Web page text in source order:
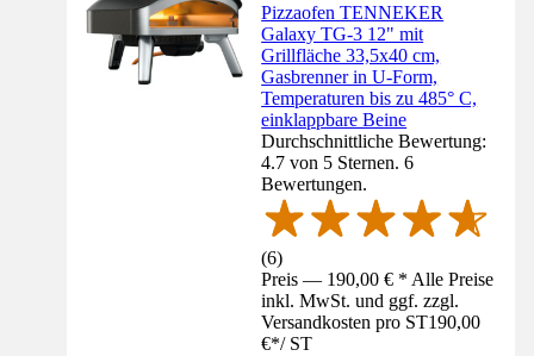
Pizzaofen TENNEKER
Galaxy TG-3 12" mit
Grillfläche 33,5x40 cm,
Gasbrenner in U-Form,
Temperaturen bis zu 485° C,
einklappbare Beine
Durchschnittliche Bewertung:
4.7 von 5 Sternen. 6
Bewertungen.
(6)
Preis — 190,00 € * Alle Preise
inkl. MwSt. und ggf. zzgl.
Versandkosten pro ST190,00
€*/ ST